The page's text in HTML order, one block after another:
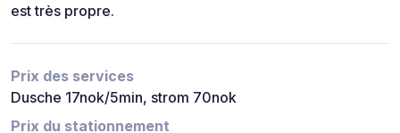
est très propre.
Prix des services
Dusche 17nok/5min, strom 70nok
Prix du stationnement